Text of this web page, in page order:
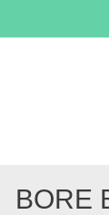
BORE